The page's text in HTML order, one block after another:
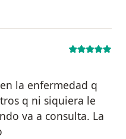
la enfermedad q
q ni siquiera le
va a consulta. La